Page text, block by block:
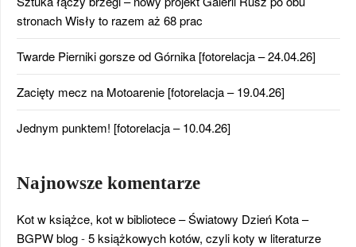
stronach Wisły to razem aż 68 prac
Twarde Pierniki gorsze od Górnika [fotorelacja – 24.04.26]
Zacięty mecz na Motoarenie [fotorelacja – 19.04.26]
Jednym punktem! [fotorelacja – 10.04.26]
Najnowsze komentarze
Kot w książce, kot w bibliotece – Światowy Dzień Kota –
BGPW blog-5 książkowych kotów, czyli koty w literaturze